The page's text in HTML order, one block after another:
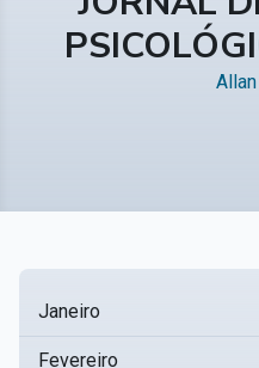
Janeiro
Fevereiro